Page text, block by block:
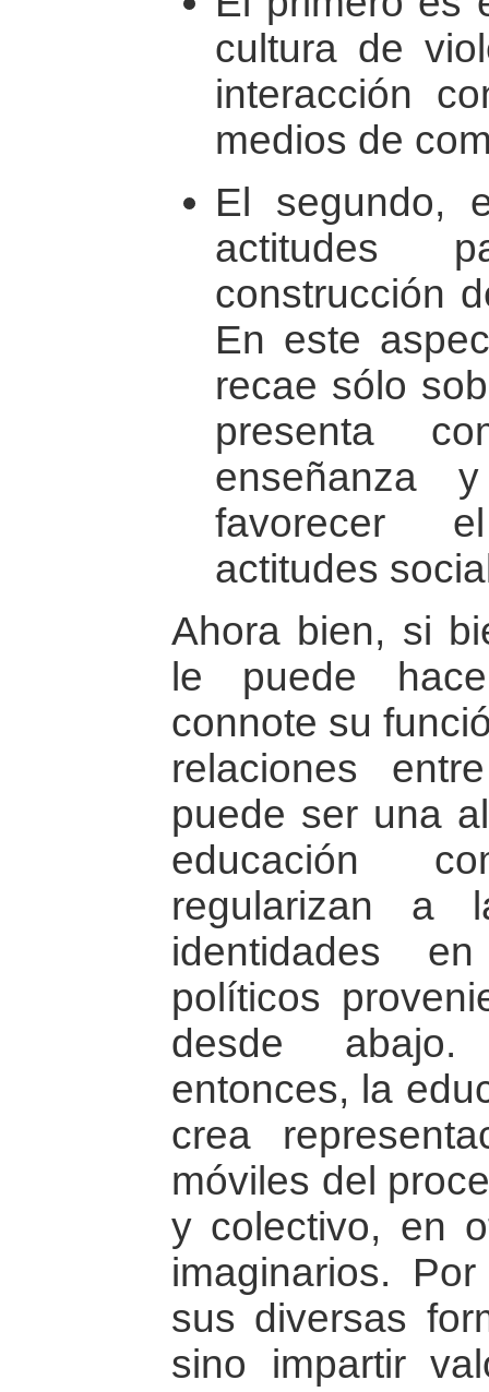
cultura de
interacción
medios de
El segundo,
actitudes
construcción
En este
recae sólo
presenta
enseñanza
favorecer
actitudes
Ahora bien, si
le puede
connote su
relaciones
puede ser una
educación
regularizan a
identidades
políticos
desde abajo.
entonces, la
crea
móviles del
y colectivo, en
imaginarios.
sus diversas
sino impartir